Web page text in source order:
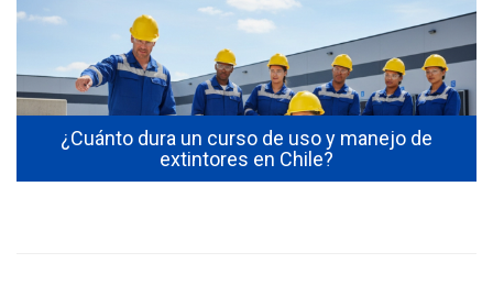
¿Cuánto dura un curso de uso y manejo de
extintores en Chile?